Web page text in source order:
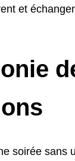
et
soirée